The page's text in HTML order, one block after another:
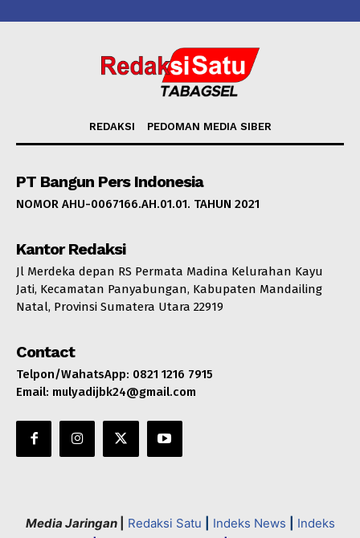
REDAKSI PEDOMAN MEDIA SIBER
PT Bangun Pers Indonesia
NOMOR AHU-0067166.AH.01.01. TAHUN 2021
Kantor Redaksi
Jl Merdeka depan RS Permata Madina Kelurahan Kayu
Jati, Kecamatan Panyabungan, Kabupaten Mandailing
Natal, Provinsi Sumatera Utara 22919
Contact
Telpon/WahatsApp: 0821 1216 7915
Email: mulyadijbk24@gmail.com
Media Jaringan Redaksi Satu Indeks News
Indeks